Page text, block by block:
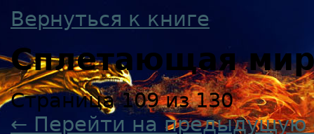
Вернуться к книге
Сплетающая
Страница 109 из 130
← Перейти на предыдущую